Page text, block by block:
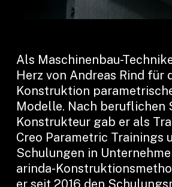
Als Maschinenbau-
Herz von Andreas Rind für
Konstruktion
Modelle. Nach beruflichen
Konstrukteur gab er als
Creo Parametric Trainings
Schulungen in
arinda-
er seit 2016 den